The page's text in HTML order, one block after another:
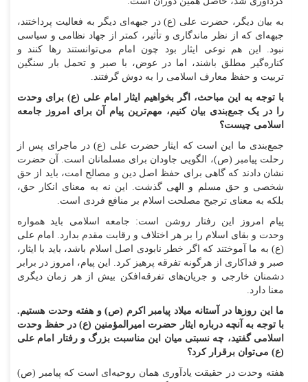
به بیان دیگر، حضرت علی (ع) در جبهه‌ای دیگر به فعالیت پرداختند،
جبهه‌ای که از نظر ماندگاری و تأثیر، کمتر از جهاد نظامی و سیاسی
نبود. این هم نوعی ایثار بود چون امام می‌توانستند رها کنند و
کناره‌گیر مطلق باشند، اما در عوض، با صبر و تحمل بار سنگین
تربیت و حفظ معارف اسلامی را به دوش گرفتند.
با توجه به این مباحث، اگر بخواهیم ایثار امام علی (ع) برای وحدت
را در یک جمع‌بندی بیان کنیم، مهم‌ترین پیام آن برای امروز جامعه
اسلامی چیست؟
جمع‌بندی ما این است که ایثار حضرت علی (ع) در ماجرای پس از
رحلت پیامبر (ص)، الگویی جاودان برای مسلمانان است. آن حضرت
نشان دادند که گاهی برای حفظ اصل دین و مصالح امت، باید از حق
شخصی و حق مسلم و الهی گذشت. این نه به معنای انکار حق،
بلکه به معنای ترجیح مصلحت اسلام بر منافع فردی است.
پیام امروز این رفتار روشن است: جامعه اسلامی باید همواره
وحدت و بقای اسلام را بر هر اختلاف و رقابت مقدم بدارد. امام علی
(ع) به ما آموختند که اگر خطر نابودی اصل اسلام باشد، باید با ایثار،
صبر و فداکاری از هرگونه تفرقه پرهیز کرد. این پیام، امروز در برابر
دشمنان خارجی و جریان‌های تفرقه‌افکن بیش از هر زمان دیگری
معنا دارد.
ما این روزها در آستانه میلاد پیامبر اکرم (ص) و هفته وحدت هستیم.
با توجه به آنچه درباره ایثار حضرت امیرالمؤمنین (ع) در حفظ وحدت
اسلامی گفتید، چه نسبتی میان این مناسبت بزرگ و رفتار امام علی
(ع) می‌توان برقرار کرد؟
هفته وحدت در حقیقت یادآوری همان روحیه‌ای است که پیامبر (ص)